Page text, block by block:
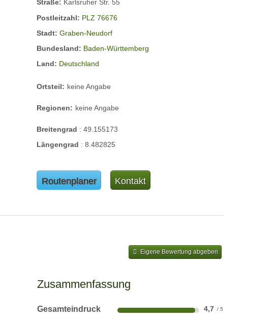
Straße: Karlsruher Str. 55
Postleitzahl: PLZ 76676
Stadt:Graben-Neudorf
Bundesland: Baden-Württemberg
Land: Deutschland
Ortsteil: keine Angabe
Regionen: keine Angabe
Breitengrad :49.155173
Längengrad :8.482825
Routenplaner Kontakt
Eigene Bewertung abgeben
Zusammenfassung
Gesamteindruck 4,7